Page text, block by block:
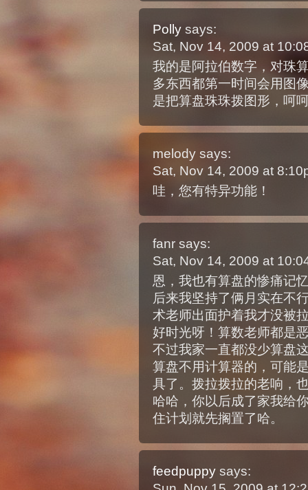
Polly says:
Sat, Nov 14, 2009 at
我的是阿拉伯数字，对珠
多东西都第一时间会用图
是把算盘珠珠拨图形，呵
melody says:
Sat, Nov 14, 2009 at
哇，您有特异功能！
fanr says:
Sat, Nov 14, 2009 at
恩，我也有算盘的惨痛记
后来我坚持了俩月实在不
术老师出面护着我才没被
好时光呀！算数老师都是
不过我家一直都没少算盘
算盘不用计算器的，可能
具了。拨拉拨拉的老响，
哈哈，你以后成了家我给
住计划就先搁置了哈。
feedpuppy says: